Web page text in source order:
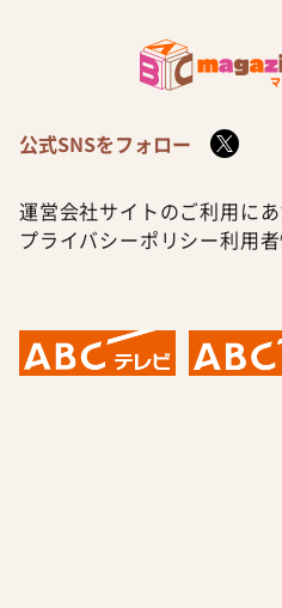
公式SNSをフォロー
運営会社サイトのご利用に
プライバシーポリシー利用